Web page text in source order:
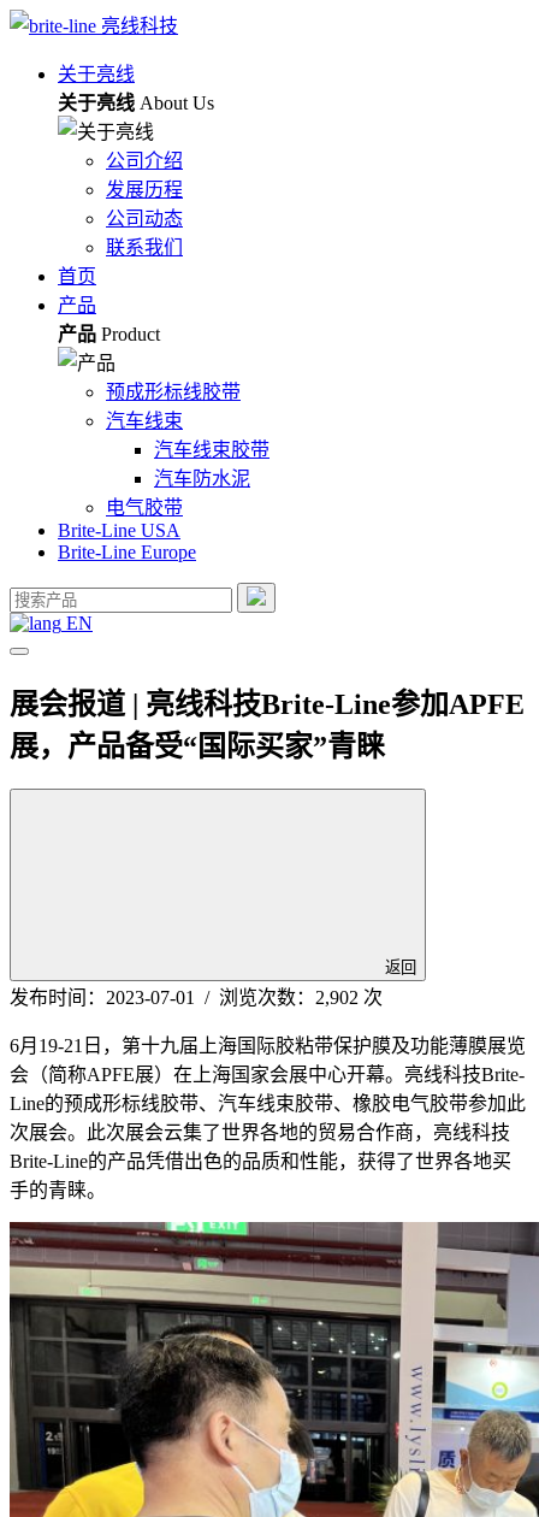
关于亮线
关于亮线 About Us
公司介绍
发展历程
公司动态
联系我们
首页
产品
产品 Product
预成形标线胶带
汽车线束
汽车线束胶带
汽车防水泥
电气胶带
Brite-Line USA
Brite-Line Europe
EN
展会报道 | 亮线科技Brite-Line参加APFE
展，产品备受“国际买家”青睐
返回
发布时间：2023-07-01 / 浏览次数：2,902 次
6月19-21日，第十九届上海国际胶粘带保护膜及功能薄膜展览
会（简称APFE展）在上海国家会展中心开幕。亮线科技Brite-
Line的预成形标线胶带、汽车线束胶带、橡胶电气胶带参加此
次展会。此次展会云集了世界各地的贸易合作商，亮线科技
Brite-Line的产品凭借出色的品质和性能，获得了世界各地买
手的青睐。